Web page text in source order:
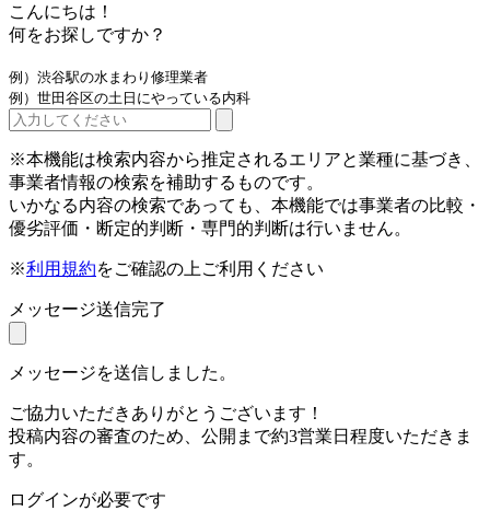
こんにちは！
何をお探しですか？
例）渋谷駅の水まわり修理業者
例）世田谷区の土日にやっている内科
※本機能は検索内容から推定されるエリアと業種に基づき、
事業者情報の検索を補助するものです。
いかなる内容の検索であっても、本機能では事業者の比較・
優劣評価・断定的判断・専門的判断は行いません。
※利用規約をご確認の上ご利用ください
メッセージ送信完了
メッセージを送信しました。
ご協力いただきありがとうございます！
投稿内容の審査のため、公開まで約3営業日程度いただきま
す。
ログインが必要です